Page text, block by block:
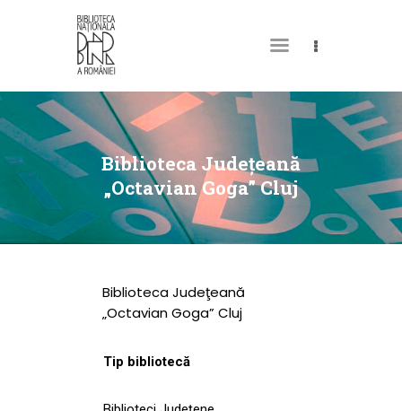
Biblioteca Judeţeană
„Octavian Goga” Cluj
DESPRE NOI
PERMISUL MEU DE
BIBLIOTECĂ
CATALOAGE ȘI
COLECȚII
EVENIMENTE
SPAȚII
Biblioteca Judeţeană
„Octavian Goga” Cluj
Tip bibliotecă